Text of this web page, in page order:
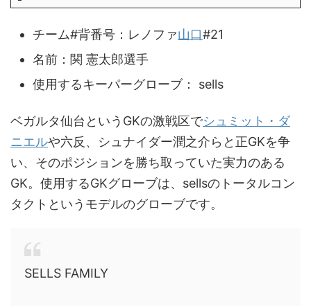
チーム#背番号：レノファ山口#21
名前：関 憲太郎選手
使用するキーパーグローブ： sells
ベガルタ仙台というGKの激戦区でシュミット・ダ
ニエルや六反、シュナイダー潤之介らと正GKを争
い、そのポジションを勝ち取っていた実力のある
GK。使用するGKグローブは、sellsのトータルコン
タクトというモデルのグローブです。
SELLS FAMILY